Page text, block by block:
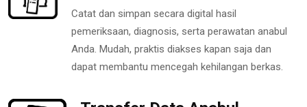
Catat dan simpan secara digital hasil
pemeriksaan, diagnosis, serta perawatan anabul
Anda. Mudah, praktis diakses kapan saja dan
dapat membantu mencegah kehilangan berkas.